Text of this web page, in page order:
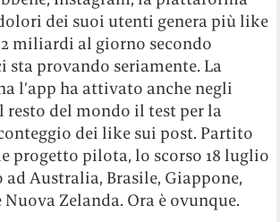
dei suoi utenti genera più like
miliardi al giorno secondo
sta provando seriamente. La
l’app ha attivato anche negli
resto del mondo il test per la
dei like sui post. Partito
progetto pilota, lo scorso 18 luglio
ad Australia, Brasile, Giappone,
Zelanda. Ora è ovunque.